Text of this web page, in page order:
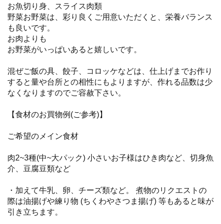
お魚切り身、スライス肉類
野菜お野菜は、彩り良くご用意いただくと、栄養バランス
も良いです。
お肉よりも
お野菜がいっぱいあると嬉しいです。
混ぜご飯の具、餃子、コロッケなどは、仕上げまでお作り
すると量や台所との相性にもよりますが、作れる品数は少
なくなりますのでご容赦下さい。
【食材のお買物例(ご参考)】
ご希望のメイン食材
肉2~3種(中~大パック) 小さいお子様はひき肉など、切身魚
介、豆腐豆類など
・加えて牛乳、卵、チーズ類など。 煮物のリクエストの
際は油揚げや練り物 (ちくわやさつま揚げ) 等もあると味が
引き立ちます。